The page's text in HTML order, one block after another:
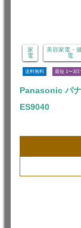
家
電
美容家電・
電
送料無料 最短 1〜3日
Panasonic パ
ES9040